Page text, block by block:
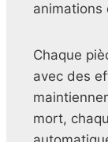
animations
Chaque
avec des
mort,